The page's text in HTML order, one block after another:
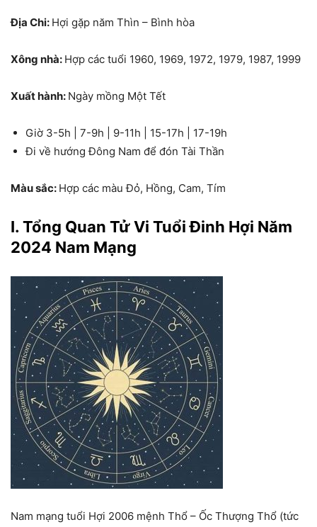
Địa Chi: Hợi gặp năm Thìn – Bình hòa
Xông nhà: Hợp các tuổi 1960, 1969, 1972, 1979, 1987, 1999
Xuất hành: Ngày mồng Một Tết
Giờ 3-5h | 7-9h | 9-11h | 15-17h | 17-19h
Đi về hướng Đông Nam để đón Tài Thần
Màu sắc: Hợp các màu Đỏ, Hồng, Cam, Tím
I. Tổng Quan Tử Vi Tuổi Đinh Hợi Năm
2024 Nam Mạng
Nam mạng tuổi Hợi 2006 mệnh Thổ – Ốc Thượng Thổ (tức